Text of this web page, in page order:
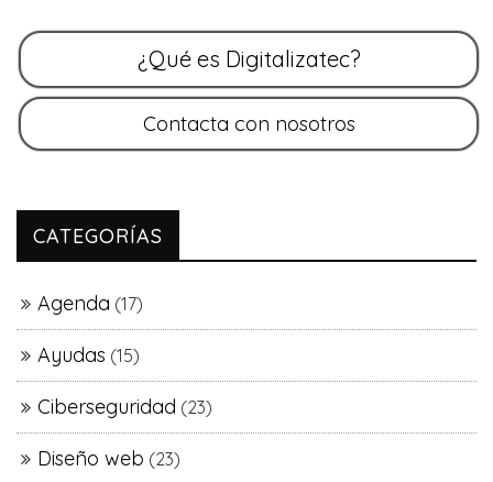
CATEGORÍAS
Agenda (17)
Ayudas (15)
Ciberseguridad (23)
Diseño web (23)